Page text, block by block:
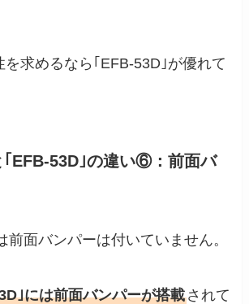
求めるなら｢EFB-53D｣が優れて
｢EFB-53D｣の違い⑥：前面バ
前面バンパーは付いていません。
｣には前面バンパーが搭載されて